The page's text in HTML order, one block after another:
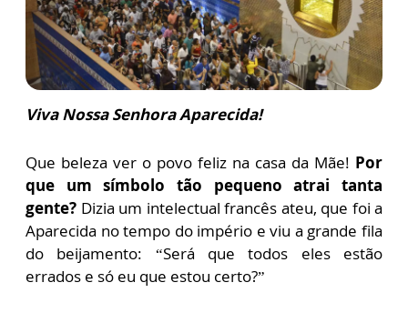
Viva Nossa Senhora Aparecida!
Que beleza ver o povo feliz na casa da Mãe! Por
que um símbolo tão pequeno atrai tanta
gente? Dizia um intelectual francês ateu, que foi a
Aparecida no tempo do império e viu a grande fila
do beijamento: “Será que todos eles estão
errados e só eu que estou certo?”